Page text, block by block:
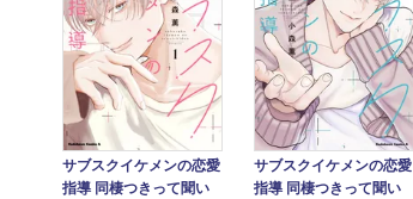
サブスクイケメンの恋愛
指導 同棲つきって聞い
サブスクイケメンの恋愛
指導 同棲つきって聞い